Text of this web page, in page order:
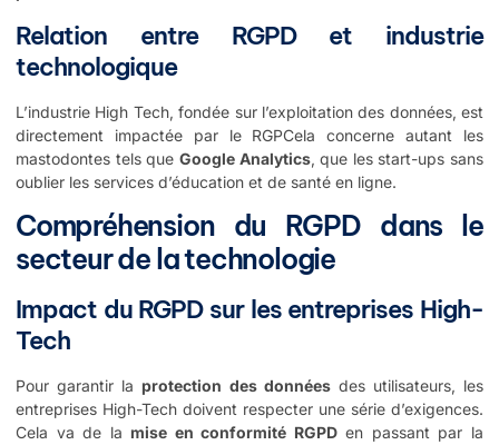
Relation entre RGPD et industrie
technologique
L’industrie High Tech, fondée sur l’exploitation des données, est
directement impactée par le RGPCela concerne autant les
mastodontes tels que Google Analytics, que les start-ups sans
oublier les services d’éducation et de santé en ligne.
Compréhension du RGPD dans le
secteur de la technologie
Impact du RGPD sur les entreprises High-
Tech
Pour garantir la protection des donnéesdes utilisateurs, les
entreprises High-Tech doivent respecter une série d’exigences.
Cela va de la mise en conformité RGPDen passant par la